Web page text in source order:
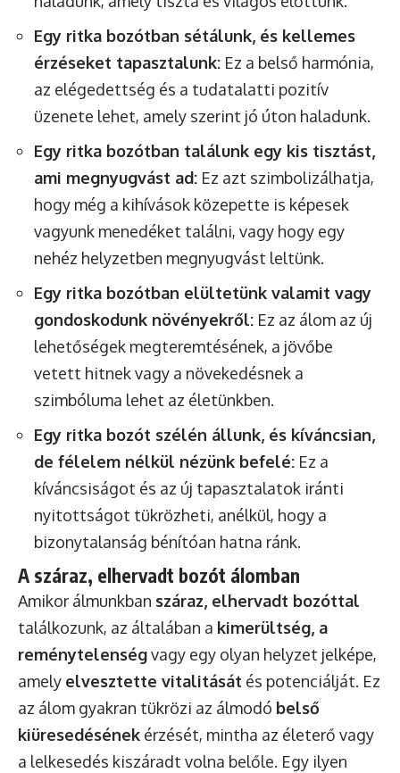
Egy ritka bozótban sétálunk, és kellemes
érzéseket tapasztalunk: Ez a belső harmónia,
az elégedettség és a tudatalatti pozitív
üzenete lehet, amely szerint jó úton haladunk.
Egy ritka bozótban találunk egy kis tisztást,
ami megnyugvást ad: Ez azt szimbolizálhatja,
hogy még a kihívások közepette is képesek
vagyunk menedéket találni, vagy hogy egy
nehéz helyzetben megnyugvást leltünk.
Egy ritka bozótban elültetünk valamit vagy
gondoskodunk növényekről: Ez az álom az új
lehetőségek megteremtésének, a jövőbe
vetett hitnek vagy a növekedésnek a
szimbóluma lehet az életünkben.
Egy ritka bozót szélén állunk, és kíváncsian,
de félelem nélkül nézünk befelé: Ez a
kíváncsiságot és az új tapasztalatok iránti
nyitottságot tükrözheti, anélkül, hogy a
bizonytalanság bénítóan hatna ránk.
A száraz, elhervadt bozót álomban
Amikor álmunkban száraz, elhervadt bozóttal
találkozunk, az általában a kimerültség, a
reménytelenségvagy egy olyan helyzet jelképe,
amely elvesztette vitalitását és potenciálját. Ez
az álom gyakran tükrözi az álmodó belső
kiüresedésének érzését, mintha az életerő vagy
a lelkesedés kiszáradt volna belőle. Egy ilyen